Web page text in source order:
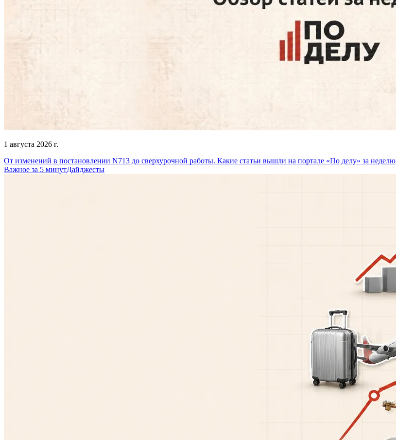
1 августа 2026 г.
От изменений в постановлении N713 до сверхурочной работы. Какие статьи вышли на портале «По делу» за неделю
Важное за 5 минутДайджесты